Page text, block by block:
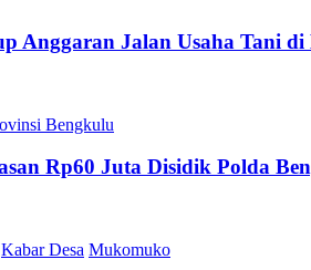
Anggaran Jalan Usaha Tani
Bengkulu
Rp60 Juta Disidik Polda
Kabar Desa Mukomuko